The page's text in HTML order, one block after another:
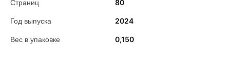
Страниц 80
Год выпуска 2024
Вес в упаковке 0,150